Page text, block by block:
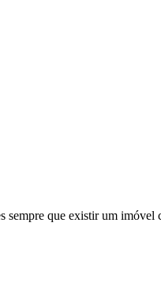
que existir um imóvel